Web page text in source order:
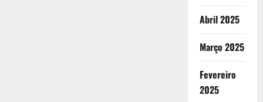
Abril 2025
Março 2025
Fevereiro
2025